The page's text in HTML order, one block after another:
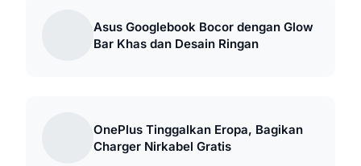
Asus Googlebook Bocor dengan Glow
Bar Khas dan Desain Ringan
OnePlus Tinggalkan Eropa, Bagikan
Charger Nirkabel Gratis